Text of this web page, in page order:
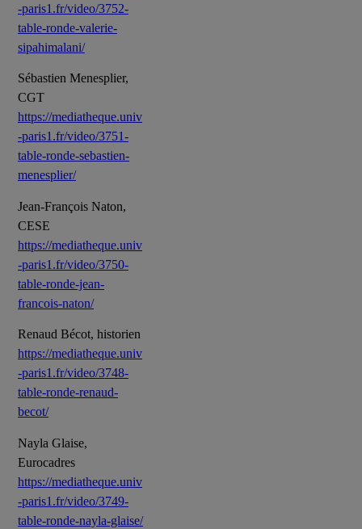
-paris1.fr/video/3752-
table-ronde-valerie-
sipahimalani/
Sébastien Menesplier,
CGT
https://mediatheque.univ
-paris1.fr/video/3751-
table-ronde-sebastien-
menesplier/
Jean-François Naton,
CESE
https://mediatheque.univ
-paris1.fr/video/3750-
table-ronde-jean-
francois-naton/
Renaud Bécot, historien
https://mediatheque.univ
-paris1.fr/video/3748-
table-ronde-renaud-
becot/
Nayla Glaise,
Eurocadres
https://mediatheque.univ
-paris1.fr/video/3749-
table-ronde-nayla-glaise/